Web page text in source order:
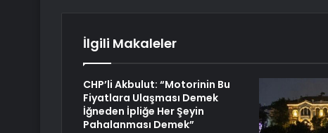
İlgili Makaleler
CHP’li Akbulut: “Motorinin Bu
Fiyatlara Ulaşması Demek
İğneden İpliğe Her Şeyin
Pahalanması Demek”